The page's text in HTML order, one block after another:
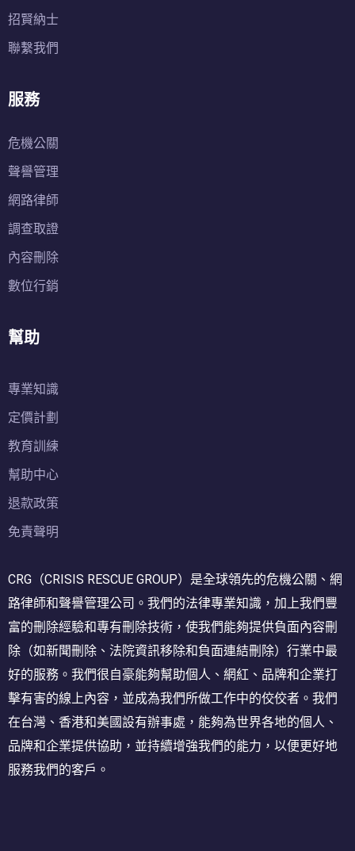
招賢納士
聯繫我們
服務
危機公關
聲譽管理
網路律師
調查取證
內容刪除
數位行銷
幫助
專業知識
定價計劃
教育訓練
幫助中心
退款政策
免責聲明
CRG（CRISIS RESCUE GROUP）是全球領先的危機公關、網
路律師和聲譽管理公司。我們的法律專業知識，加上我們豐
富的刪除經驗和專有刪除技術，使我們能夠提供負面內容刪
除（如新聞刪除、法院資訊移除和負面連結刪除）行業中最
好的服務。我們很自豪能夠幫助個人、網紅、品牌和企業打
擊有害的線上內容，並成為我們所做工作中的佼佼者。我們
在台灣、香港和美國設有辦事處，能夠為世界各地的個人、
品牌和企業提供協助，並持續增強我們的能力，以便更好地
服務我們的客戶。